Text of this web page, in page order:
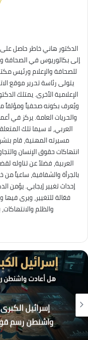
الدكتور هاني خاطر حاصل على
إلى بكالوريوس في الصحافة
للصحافة والإعلام ورئيس
يتولى رئاسة تحرير موقع
الإعلامية الأخرى. يمتلك
ويُعرف بكونه صحفياً ومؤلفاً
والحريات العامة. يركز في
العربي، لا سيما تلك
مسيرته المهنية، قام
انتهاكات حقوق الإنسان
العربية، فضلاً عن تناوله
بالجرأة والشفافية، ساعياً
إحداث تغيير إيجابي. يؤمن
فعّالة للتغيير، ويرى
والظلم
إسرائيل
واشنطن رسم